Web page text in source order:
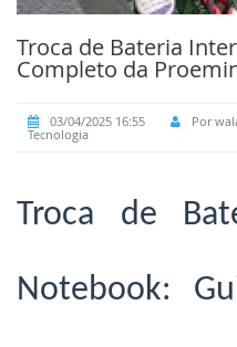
Troca de Bateria
Completo da
03/04/2025 16:55 Por
Tecnologia
Troca de
Notebook: